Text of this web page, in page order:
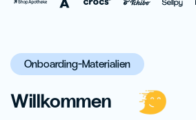
Onboarding-Materialien
Willkommen